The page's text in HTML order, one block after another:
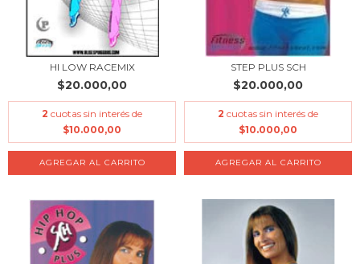
HI LOW RACEMIX
$20.000,00
2 cuotas sin interés de
$10.000,00
STEP PLUS SCH
$20.000,00
2 cuotas sin interés de
$10.000,00